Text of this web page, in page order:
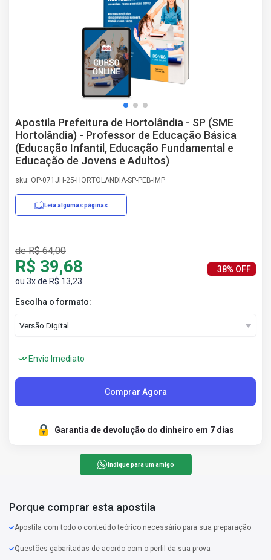
Apostila Prefeitura de Hortolândia - SP (SME
Hortolândia) - Professor de Educação Básica
(Educação Infantil, Educação Fundamental e
Educação de Jovens e Adultos)
sku: OP-071JH-25-HORTOLANDIA-SP-PEB-IMP
Leia algumas páginas
de R$ 64,00
R$ 39,68
ou 3x de R$ 13,23
38% OFF
Escolha o formato:
Envio Imediato
Comprar Agora
Garantia de devolução do dinheiro em 7 dias
Indique para um amigo
Porque comprar esta apostila
Apostila com todo o conteúdo teórico necessário para sua preparação
Questões gabaritadas de acordo com o perfil da sua prova